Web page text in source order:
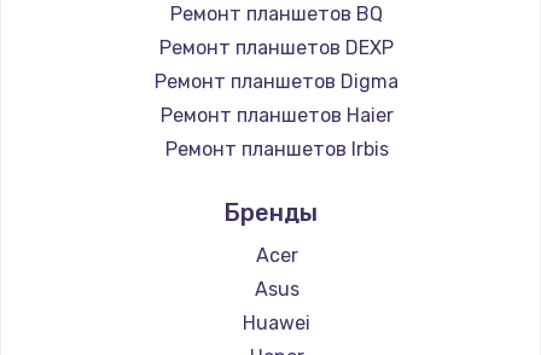
Замена жесткого диска
875 руб.
Заказать
Установка драйверов
Заказать
Замена вебкамеры
1490 руб.
Ремонт планшетов BQ
Ремонт планшетов DEXP
Ремонт планшетов Digma
Ремонт планшетов Haier
Ремонт планшетов Irbis
Ремонт планшетов Microsoft
Ремонт планшетов BlackView
Ремонт планшетов Amazon
Ремонт планшетов Aquarius
Бренды
Acer
Asus
Huawei